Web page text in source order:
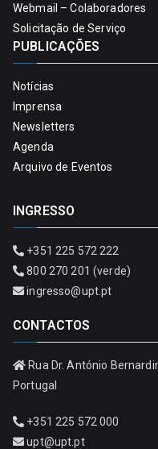
Webmail – Colaboradores
Solicitação de Serviço
PUBLICAÇÕES
Notícias
Imprensa
Newsletters
Agenda
Arquivo de Eventos
INGRESSO
+351 225 572 222
800 270 201 (verde)
ingresso@upt.pt
CONTACTOS
Rua Dr. António
Portugal
+351 225 572 000
upt@upt.pt